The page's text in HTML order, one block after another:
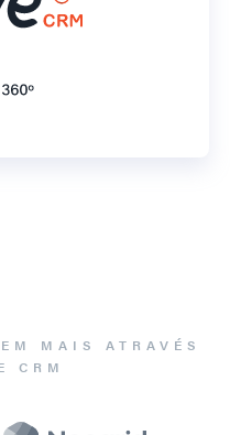
MAIS ATRAVÉS
CRM